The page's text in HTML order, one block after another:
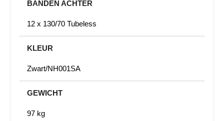
BANDEN ACHTER
12 x 130/70 Tubeless
KLEUR
Zwart/NH001SA
GEWICHT
97 kg